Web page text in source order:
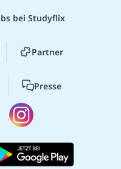
bei Studyflix
Partner
Presse